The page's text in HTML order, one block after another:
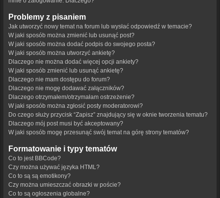
Problemy z pisaniem
Jak utworzyć nowy temat na forum lub wysłać odpowiedź w temacie?
W jaki sposób można zmienić lub usunąć post?
W jaki sposób można dodać podpis do swojego posta?
W jaki sposób można utworzyć ankietę?
Dlaczego nie można dodać więcej opcji ankiety?
W jaki sposób zmienić lub usunąć ankietę?
Dlaczego nie mam dostępu do forum?
Dlaczego nie mogę dodawać załączników?
Dlaczego otrzymałem/otrzymałam ostrzeżenie?
W jaki sposób można zgłosić posty moderatorowi?
Do czego służy przycisk “Zapisz” znajdujący się w oknie tworzenia tematu?
Dlaczego mój post musi być akceptowany?
W jaki sposób mogę przesunąć swój temat na górę strony tematów?
Formatowanie i typy tematów
Co to jest BBCode?
Czy można używać języka HTML?
Co to są są emotikony?
Czy można umieszczać obrazki w poście?
Co to są ogłoszenia globalne?